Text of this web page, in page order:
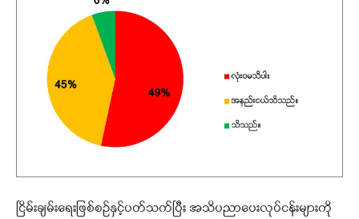
ငြိမ်းချမ်းရေးဖြစ်စဉ်နှင့်ပတ်သက်ပြီး အသိပညာပေးလုပ်ငန်းများကို